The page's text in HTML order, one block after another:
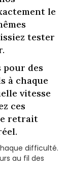
le
tester
pour des
à chaque
vitesse
ces
retrait
difficulté.
au fil des